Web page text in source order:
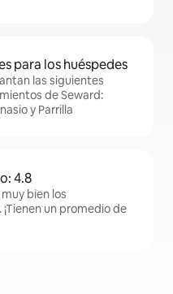
para los huéspedes
las siguientes
de Seward:
y Parrilla
4.8
bien los
un promedio de